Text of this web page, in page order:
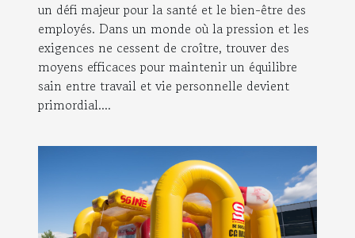
un défi majeur pour la santé et le bien-être des
employés. Dans un monde où la pression et les
exigences ne cessent de croître, trouver des
moyens efficaces pour maintenir un équilibre
sain entre travail et vie personnelle devient
primordial....